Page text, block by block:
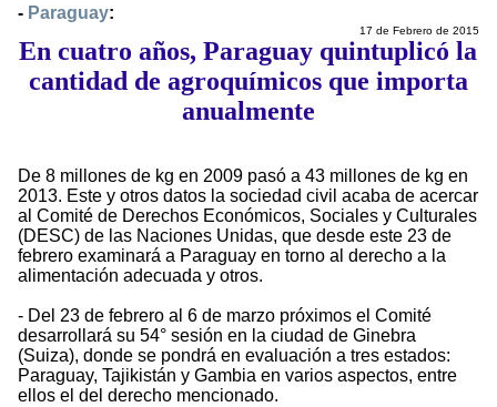
- Paraguay:
17 de Febrero de 2015
En cuatro años, Paraguay quintuplicó la
cantidad de agroquímicos que importa
anualmente
De 8 millones de kg en 2009 pasó a 43 millones de kg en
2013. Este y otros datos la sociedad civil acaba de acercar
al Comité de Derechos Económicos, Sociales y Culturales
(DESC) de las Naciones Unidas, que desde este 23 de
febrero examinará a Paraguay en torno al derecho a la
alimentación adecuada y otros.
- Del 23 de febrero al 6 de marzo próximos el Comité
desarrollará su 54° sesión en la ciudad de Ginebra
(Suiza), donde se pondrá en evaluación a tres estados:
Paraguay, Tajikistán y Gambia en varios aspectos, entre
ellos el del derecho mencionado.